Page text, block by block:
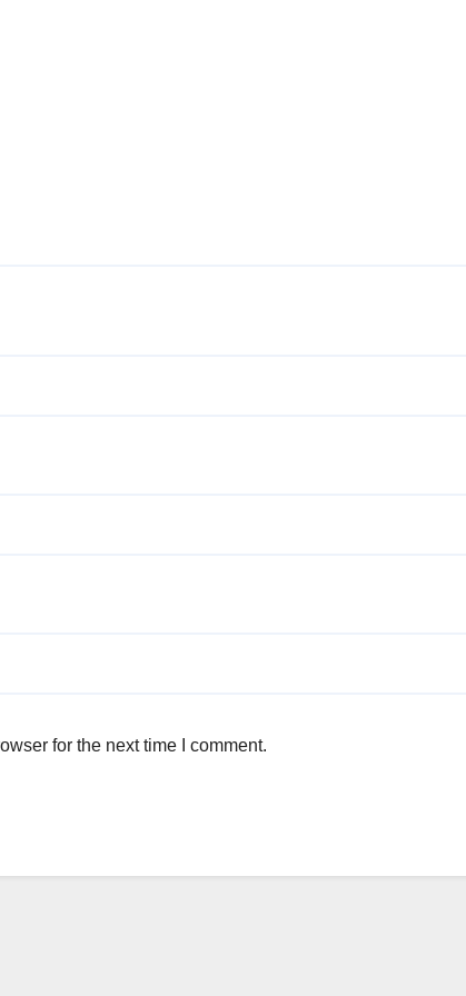
for the next time I comment.